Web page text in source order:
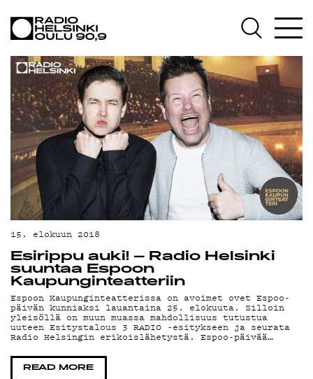
AJANKOHTAISTA
OHJELMAT
TEKIJÄT
ON-DEMAND
PODCAST
MAINOSTA
YHTEYSTIEDOT
G LIVELAB
YSTÄVÄKLUBI
TIETOSUOJA
KIRJAUDU SISÄÄN
15. elokuun 2018
Esirippu auki! – Radio Helsinki
suuntaa Espoon
Kaupunginteatteriin
Espoon Kaupunginteatterissa on avoimet ovet Espoo-
päivän kunniaksi lauantaina 25. elokuuta. Silloin
yleisöllä on muun muassa mahdollisuus tutustua
uuteen Esitystalous 3 RADIO -esitykseen ja seurata
Radio Helsingin erikoislähetystä. Espoo-päivää…
READ MORE